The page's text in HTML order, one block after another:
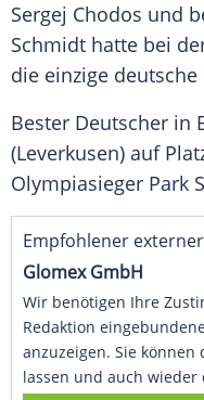
Sergej Chodos und
Schmidt hatte bei
die einzige
Bester Deutscher in
(Leverkusen) auf
Olympiasieger Park
Empfohlener
Glomex GmbH
Wir benötigen Ihre
Redaktion
anzuzeigen. Sie
lassen und auch wieder